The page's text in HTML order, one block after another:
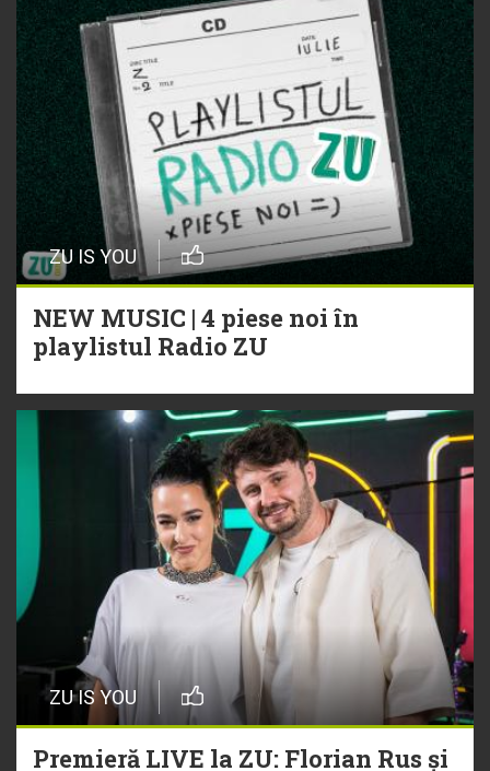
ZU IS YOU
NEW MUSIC | 4 piese noi în
playlistul Radio ZU
ZU IS YOU
Premieră LIVE la ZU: Florian Rus și